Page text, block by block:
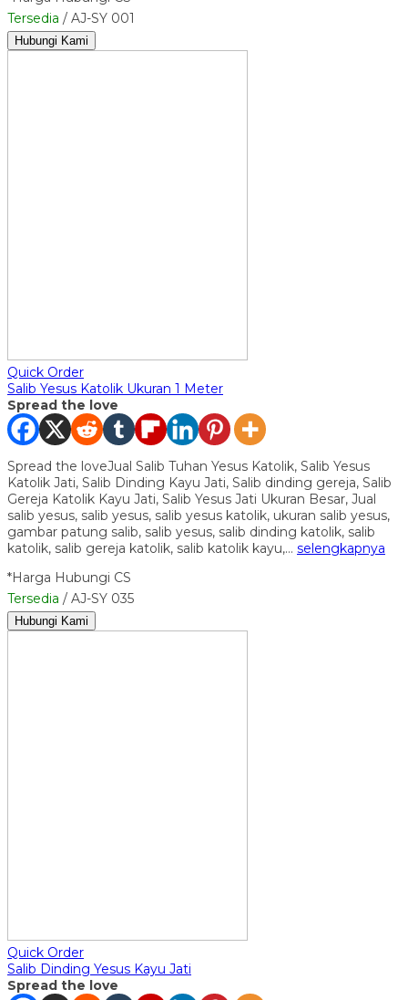
Tersedia / AJ-SY 001
Hubungi Kami
Quick Order
Salib Yesus Katolik Ukuran 1 Meter
Spread the love
Spread the loveJual Salib Tuhan Yesus Katolik, Salib Yesus
Katolik Jati, Salib Dinding Kayu Jati, Salib dinding gereja, Salib
Gereja Katolik Kayu Jati, Salib Yesus Jati Ukuran Besar, Jual
salib yesus, salib yesus, salib yesus katolik, ukuran salib yesus,
gambar patung salib, salib yesus, salib dinding katolik, salib
katolik, salib gereja katolik, salib katolik kayu,… selengkapnya
*Harga Hubungi CS
Tersedia / AJ-SY 035
Hubungi Kami
Quick Order
Salib Dinding Yesus Kayu Jati
Spread the love